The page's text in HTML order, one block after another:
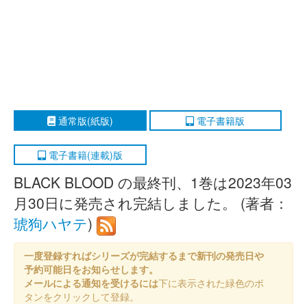
通常版(紙版) 電子書籍版
電子書籍(連載)版
BLACK BLOOD の最終刊、1巻は2023年03
月30日に発売され完結しました。 (著者：
琥狗ハヤテ)
一度登録すればシリーズが完結するまで新刊の発売日や
予約可能日をお知らせします。
メールによる通知を受けるには下に表示された緑色のボ
タンをクリックして登録。